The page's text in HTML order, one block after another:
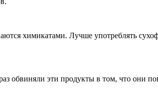
химикатами. Лучше употреблять
обвиняли эти продукты в том, что они